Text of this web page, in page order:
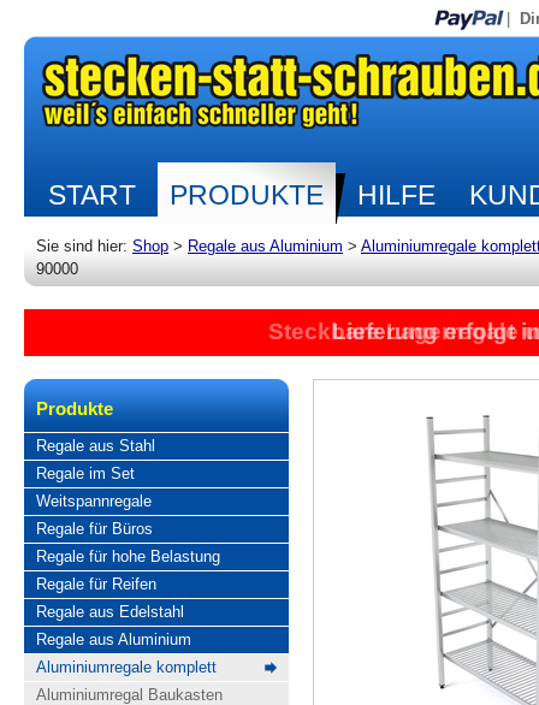
START PRODUKTE HILFE
Sie sind hier: Shop > Regale aus Aluminium > Aluminiumregale
90000
Steckbare Lagerregale
Lieferung erfolgt
Produkte
Regale aus Stahl
Regale im Set
Weitspannregale
Regale für Büros
Regale für hohe Belastung
Regale für Reifen
Regale aus Edelstahl
Regale aus Aluminium
Aluminiumregale komplett
Aluminiumregal Baukasten